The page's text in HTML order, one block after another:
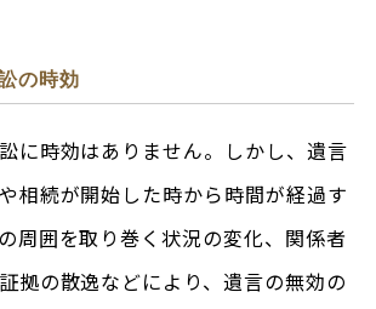
の時効
に時効はありません。しかし、遺言
相続が開始した時から時間が経過す
周囲を取り巻く状況の変化、関係者
拠の散逸などにより、遺言の無効の